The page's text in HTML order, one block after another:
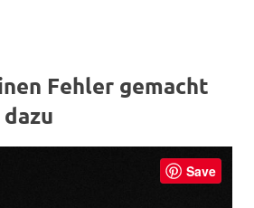
Fehler gemacht
Save